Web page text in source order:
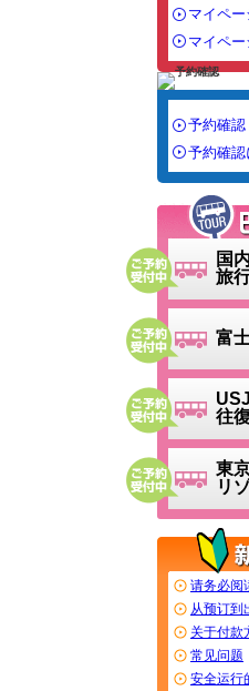
マイペー
マイペ
予約確認
予約確認
国
旅
富
往
東
リ
请务必阅
从预订到
关于付款
常见问题
安全运行